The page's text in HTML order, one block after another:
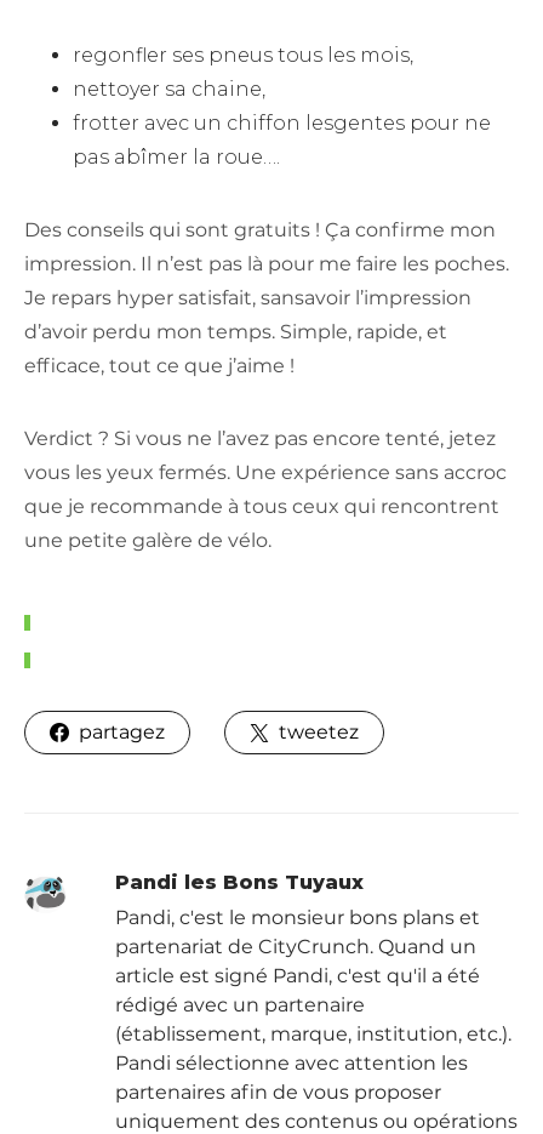
regonfler ses pneus tous les mois,
nettoyer sa chaine,
frotter avec un chiffon lesgentes pour ne
pas abîmer la roue….
Des conseils qui sont gratuits ! Ça confirme mon
impression. Il n’est pas là pour me faire les poches.
Je repars hyper satisfait, sansavoir l’impression
d’avoir perdu mon temps. Simple, rapide, et
efficace, tout ce que j’aime !
Verdict ? Si vous ne l’avez pas encore tenté, jetez
vous les yeux fermés. Une expérience sans accroc
que je recommande à tous ceux qui rencontrent
une petite galère de vélo.
partagez tweetez
Pandi les Bons Tuyaux
Pandi, c'est le monsieur bons plans et
partenariat de CityCrunch. Quand un
article est signé Pandi, c'est qu'il a été
rédigé avec un partenaire
(établissement, marque, institution, etc.).
Pandi sélectionne avec attention les
partenaires afin de vous proposer
uniquement des contenus ou opérations